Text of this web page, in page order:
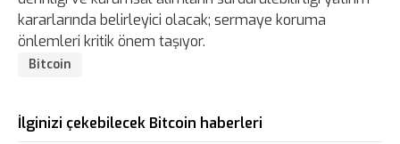
kararlarında belirleyici olacak; sermaye koruma
önlemleri kritik önem taşıyor.
Bitcoin
İlginizi çekebilecek Bitcoin haberleri